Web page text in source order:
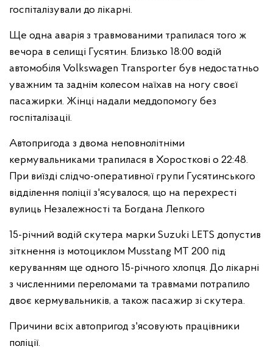
госпіталізували до лікарні.
Ще одна аварія з травмованими трапилася того ж
вечора в селищі Гусятин. Близько 18:00 водій
автомобіля Volkswagen Transporter був недостатньо
уважним та заднім колесом наїхав на ногу своєї
пасажирки. Жінці надали меддопомогу без
госпіталізації.
Автопригода з двома неповнолітніми
кермувальниками трапилася в Хоросткові о 22:48.
При виїзді слідчо-оперативної групи Гусятинського
відділення поліції з'ясувалося, що на перехресті
вулиць Незалежності та Богдана Лепкого
15-річний водій скутера марки Suzuki LETS допустив
зіткнення із мотоциклом Musstang MT 200 під
керуванням ще одного 15-річного хлопця. До лікарні
з численними переломами та травмами потрапило
двоє кермувальників, а також пасажир зі скутера.
Причини всіх автопригод з'ясовують працівники
поліції.